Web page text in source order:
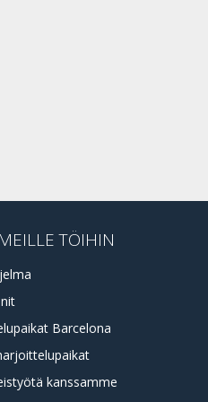
TÖIHIN
Barcelona
kanssamme